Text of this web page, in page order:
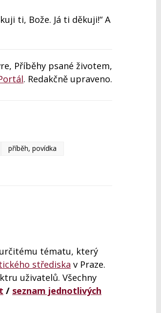
ti, Bože. Já ti děkuji!“ A
Příběhy psané životem,
. Redakčně upraveno.
příběh, povídka
tématu, který
střediska v Praze.
uživatelů. Všechny
/ seznam jednotlivých